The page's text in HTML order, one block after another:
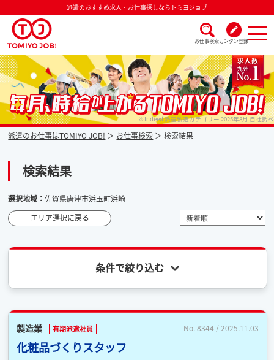
派遣のおすすめ求人・お仕事探しならトミヨジョブ
お仕事検索カンタン登録
派遣なら毎月時給が上がるトミヨジョブ ※Indeed 派遣製造カテゴリー 2025年8月 自社調べ
派遣のお仕事はTOMIYO JOB! お仕事検索 検索結果
検索結果
選択地域：佐賀県唐津市浜玉町浜崎
エリア選択に戻る
条件で絞り込む
製造業 有期派遣社員 No. 8344 / 2025.11.03
化粧品づくりスタッフ